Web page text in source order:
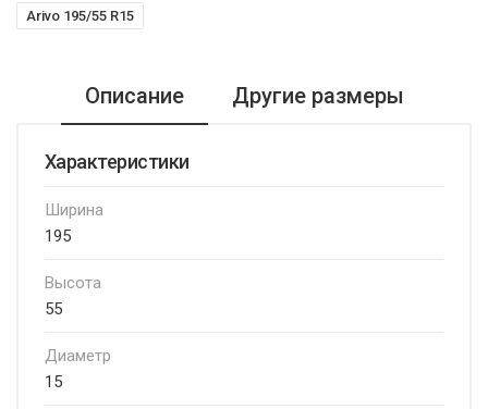
Arivo 195/55 R15
Описание Другие размеры
Характеристики
Ширина
195
Высота
55
Диаметр
15